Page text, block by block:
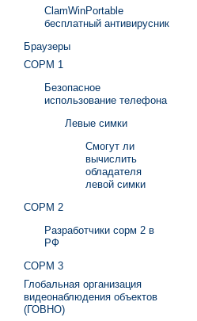
ClamWinPortable
бесплатный антивирусник
Браузеры
СОРМ 1
Безопасное
использование телефона
Левые симки
Смогут ли
вычислить
обладателя
левой симки
СОРМ 2
Разработчики сорм 2 в
РФ
СОРМ 3
Глобальная организация
видеонаблюдения объектов
(ГОВНО)